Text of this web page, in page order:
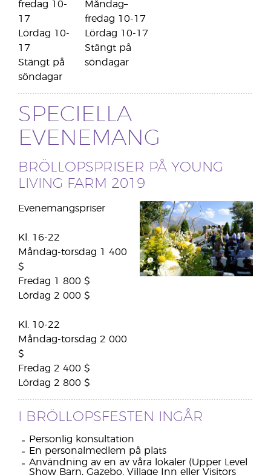
fredag 10-
17
Lördag 10-
17
Stängt på
söndagar
Måndag–
fredag 10-17
Lördag 10-17
Stängt på
söndagar
SPECIELLA
EVENEMANG
BRÖLLOPSPRISER PÅ YOUNG
LIVING FARM 2019
Evenemangspriser
Kl. 16-22
Måndag-torsdag 1 400
$
Fredag 1 800 $
Lördag 2 000 $
Kl. 10-22
Måndag-torsdag 2 000
$
Fredag 2 400 $
Lördag 2 800 $
I BRÖLLOPSFESTEN INGÅR
Personlig konsultation
En personalmedlem på plats
Användning av en av våra lokaler (Upper Level
Show Barn, Gazebo, Village Inn eller Visitors